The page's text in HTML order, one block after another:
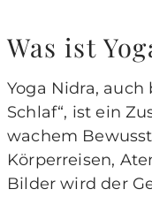
Was ist
Yoga Nidra, auch
Schlaf“, ist ein
wachem
Körperreisen,
Bilder wird der